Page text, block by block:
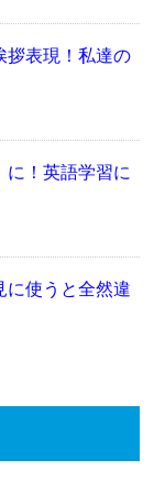
拶表現！私達の
に！英語学習に
に使うと全然違